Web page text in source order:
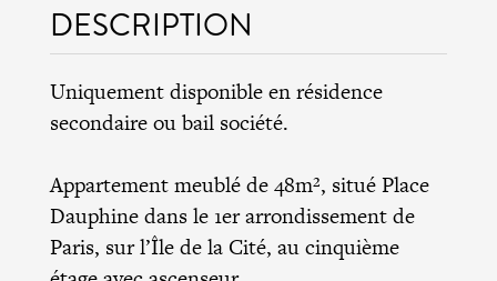
DESCRIPTION
Uniquement disponible en résidence
secondaire ou bail société.
Appartement meublé de 48m², situé Place
Dauphine dans le 1er arrondissement de
Paris, sur l’Île de la Cité, au cinquième